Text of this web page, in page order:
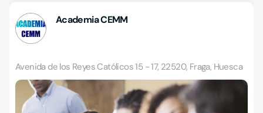
Academia CEMM
Avenida de los Reyes Católicos 15 - 17, 22520, Fraga, Huesca